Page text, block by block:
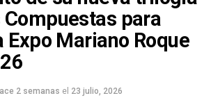
Compuestas para
Expo Mariano Roque
2 semanas el 23 julio, 2026